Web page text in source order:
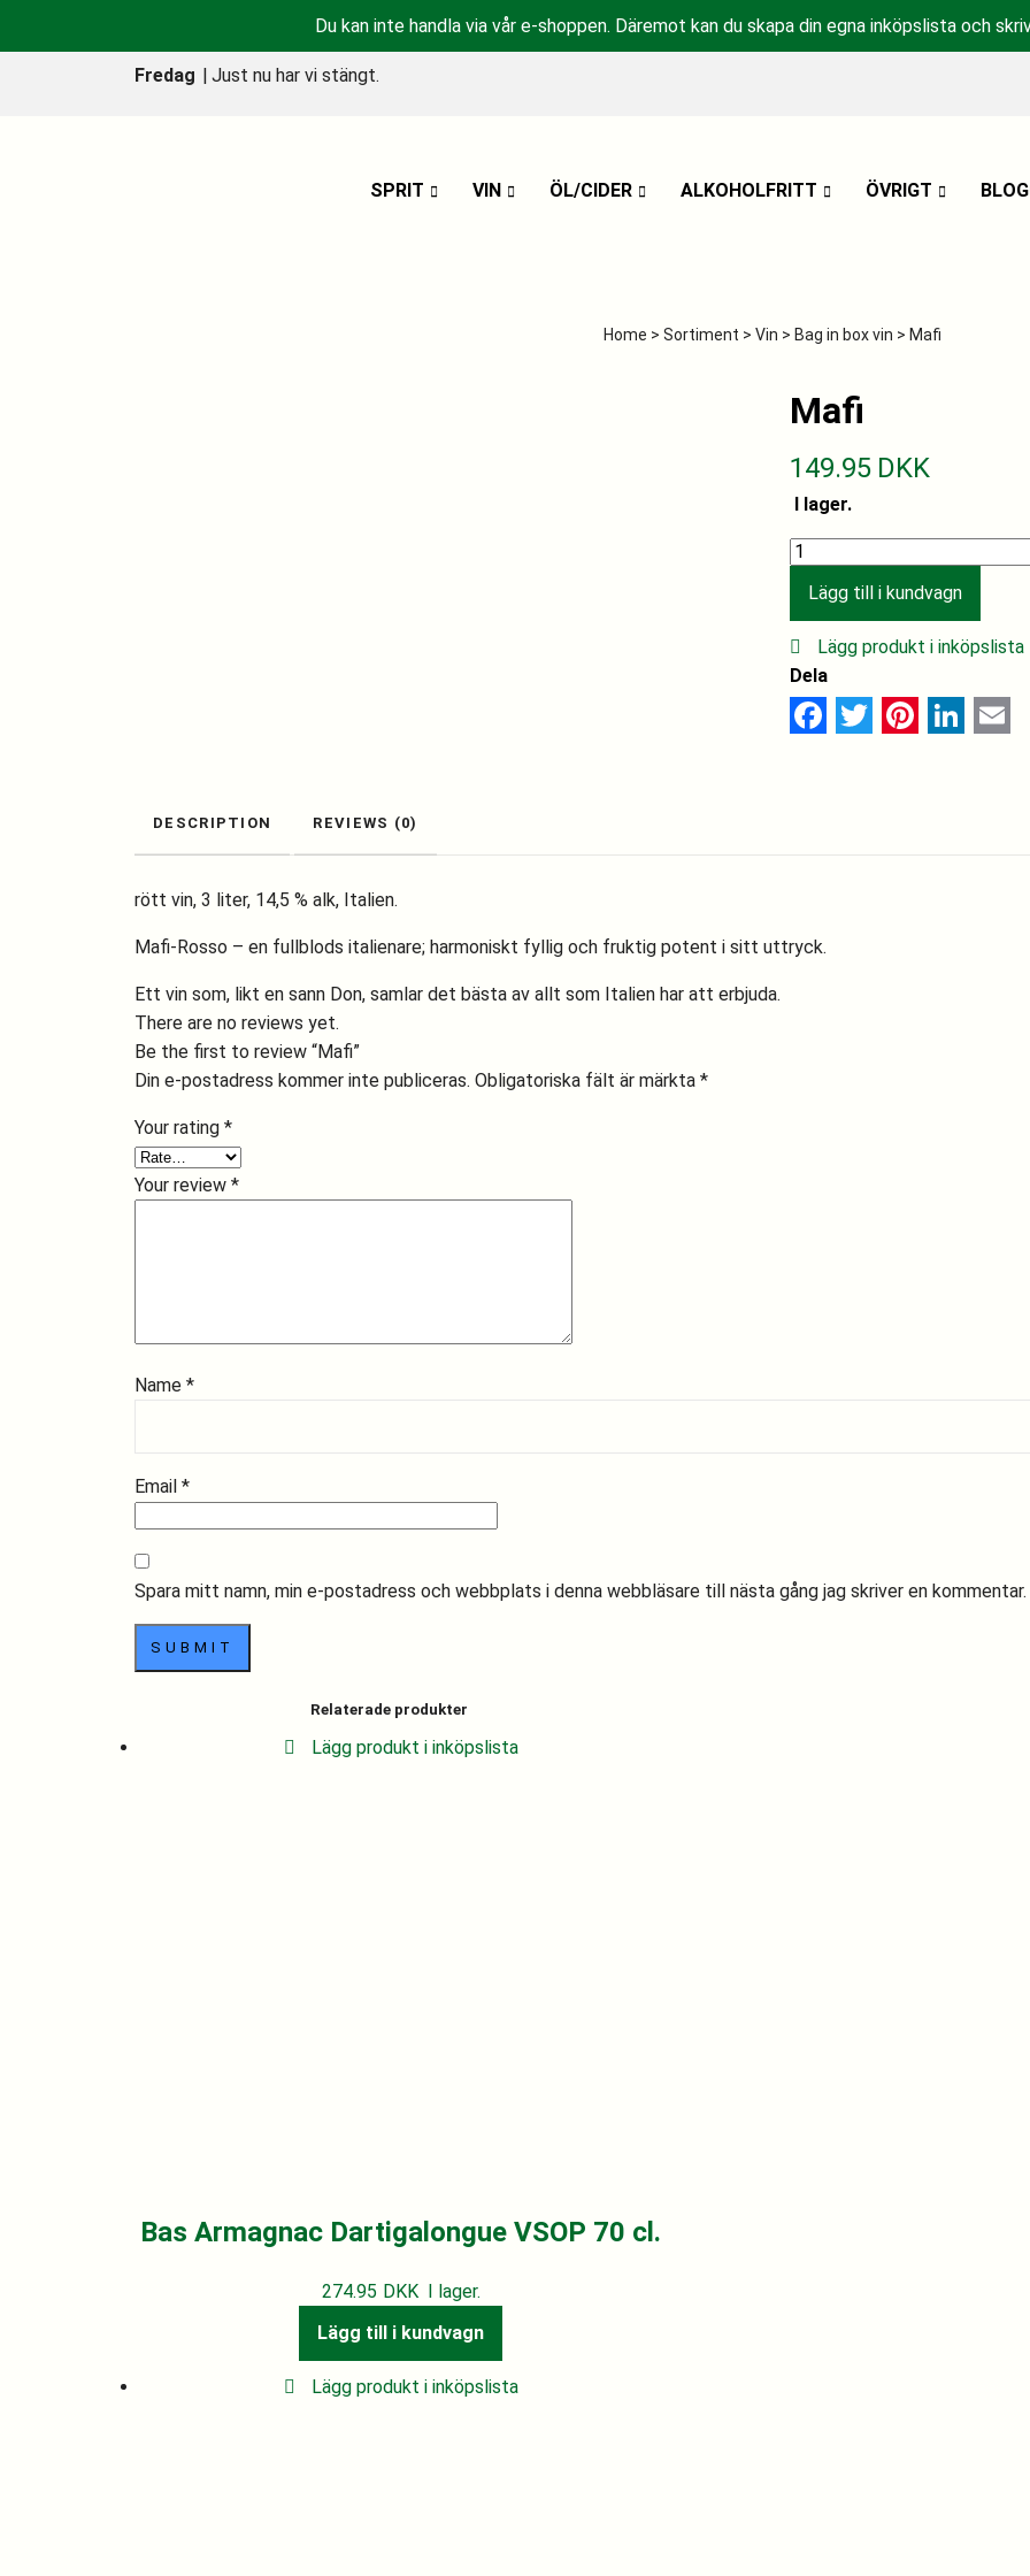
Du kan inte handla via vår e-shoppen. Däremot kan du skapa din egna inköpslista och
Fredag | Just nu har vi stängt.
SPRIT VIN ÖL/CIDER ALKOHOLFRITT ÖVRIGT
Home > Sortiment > Vin > Bag in box vin > Mafi
Mafi
149.95 DKK
I lager.
Mafi
Lägg till i kundvagn
Lägg produkt i inköpslista
Dela
DESCRIPTION REVIEWS (0)
rött vin, 3 liter, 14,5 % alk, Italien.
Mafi-Rosso – en fullblods italienare; harmoniskt fyllig och fruktig potent i sitt uttryck.
Ett vin som, likt en sann Don, samlar det bästa av allt som Italien har att erbjuda.
There are no reviews yet.
Be the first to review “Mafi”
Din e-postadress kommer inte publiceras. Obligatoriska fält är märkta *
Your rating *
Your review *
Name *
Email *
Spara mitt namn, min e-postadress och webbplats i denna webbläsare till nästa gång jag skriver en kommentar.
Relaterade produkter
Lägg produkt i inköpslista
Bas Armagnac Dartigalongue VSOP 70 cl.
274.95 DKK
I lager.
Lägg till i kundvagn
Lägg produkt i inköpslista